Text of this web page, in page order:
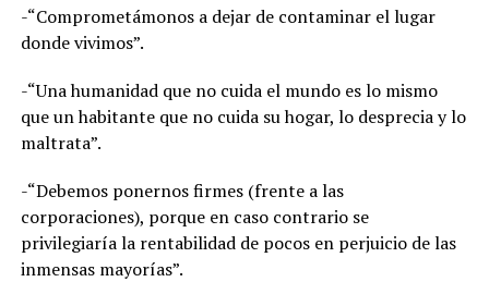
-“Comprometámonos a dejar de contaminar el lugar
donde vivimos”.
-“Una humanidad que no cuida el mundo es lo mismo
que un habitante que no cuida su hogar, lo desprecia y lo
maltrata”.
-“Debemos ponernos firmes (frente a las
corporaciones), porque en caso contrario se
privilegiaría la rentabilidad de pocos en perjuicio de las
inmensas mayorías”.